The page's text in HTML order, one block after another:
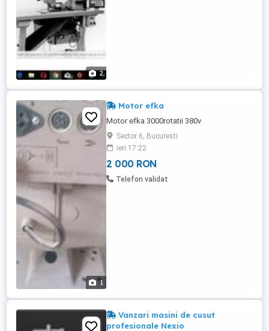
2
1
Motor efka
Motor efka 3000rotatii 380v
Sector 6, Bucuresti
ieri 17:22
2 000 RON
Telefon validat
Vanzari masini de cusut
profesionale Nexio